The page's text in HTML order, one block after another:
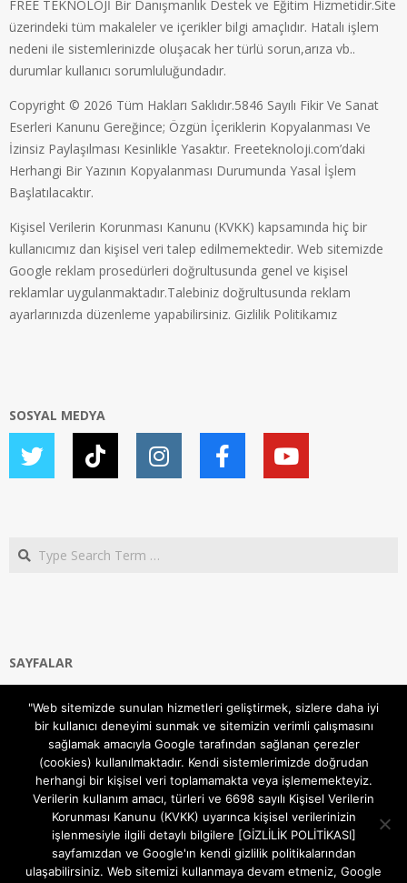
FREE TEKNOLOJİ Bir Danışmanlık Destek ve Eğitim Hizmetidir.Site
üzerindeki tüm makaleler ve içerikler bilgi amaçlıdır. Hatalı işlem
nedeni ile sistemlerinizde oluşacak her türlü sorun,arıza vb..
durumlar kullanıcı sorumluluğundadır.
Copyright © 2026 Tüm Hakları Saklıdır.5846 Sayılı Fikir Ve Sanat
Eserleri Kanunu Gereğince; Özgün İçeriklerin Kopyalanması Ve
İzinsiz Paylaşılması Kesinlikle Yasaktır. Freeteknoloji.com’daki
Herhangi Bir Yazının Kopyalanması Durumunda Yasal İşlem
Başlatılacaktır.
Kişisel Verilerin Korunması Kanunu (KVKK) kapsamında hiç bir
kullanıcımız dan kişisel veri talep edilmemektedir. Web sitemizde
Google reklam prosedürleri doğrultusunda genel ve kişisel
reklamlar uygulanmaktadır.Talebiniz doğrultusunda reklam
ayarlarınızda düzenleme yapabilirsiniz. Gizlilik Politikamız
SOSYAL MEDYA
Search
SAYFALAR
Gizlilik ve Çerezler (Cookies) Politikası
Hakkımızda
İletişim Kanalları
MODEM KURULUM
TEKNİK DESTEK
TELEVİZYON SİSTEMLERİ
"Web sitemizde sunulan hizmetleri geliştirmek, sizlere daha iyi
bir kullanıcı deneyimi sunmak ve sitemizin verimli çalışmasını
sağlamak amacıyla Google tarafından sağlanan çerezler
(cookies) kullanılmaktadır. Kendi sistemlerimizde doğrudan
herhangi bir kişisel veri toplamamakta veya işlememekteyiz.
Verilerin kullanım amacı, türleri ve 6698 sayılı Kişisel Verilerin
Korunması Kanunu (KVKK) uyarınca kişisel verilerinizin
işlenmesiyle ilgili detaylı bilgilere [GİZLİLİK POLİTİKASI]
sayfamızdan ve Google'ın kendi gizlilik politikalarından
ulaşabilirsiniz. Web sitemizi kullanmaya devam etmeniz, Google